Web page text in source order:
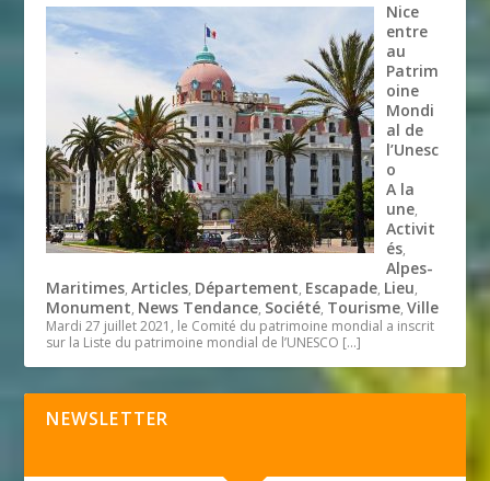
Nice
entre
au
Patrim
oine
Mondi
al de
l’Unesc
o
A la
une,
Activit
és,
Alpes-
Maritimes,Articles, Département, Escapade, Lieu,
Monument, News Tendance, Société, Tourisme,Ville
Mardi 27 juillet 2021, le Comité du patrimoine mondial a inscrit
sur la Liste du patrimoine mondial de l’UNESCO […]
NEWSLETTER